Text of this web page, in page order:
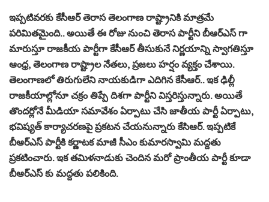
ఇప్పటివరకు కేసీఆర్ తెరాస తెలంగాణ రాష్ట్రానికి మాత్రమే
పరిమితమైంది.. అయితే ఈ రోజు నుంచి తెరాస పార్టీని బీఆర్ఎస్ గా
మారుస్తూ రాజకీయ పార్టీగా కేసీఆర్ తీసుకునే నిర్ణయాన్ని స్వాగతిస్తూ
ఆంధ్ర, తెలంగాణ రాష్ట్రాల నేతలు, ప్రజలు హర్షం వ్యక్తం చేశాయి.
తెలంగాణలో తిరుగులేని నాయకుడిగా ఎదిగిన కేసీఆర్.. ఇక ఢిల్లీ
రాజకీయాల్లోనూ చక్రం తిప్పే దిశగా పార్టీని విస్తరిస్తున్నారు. అయితే
తొందర్లోనే మీడియా సమావేశం ఏర్పాటు చేసి జాతీయ పార్టీ ఏర్పాటు,
భవిష్యత్ కార్యాచరణపై ప్రకటన చేయనున్నారు కేసిఆర్. ఇప్పటికే
బీఆర్ఎస్ పార్టీకి కర్ణాటక మాజీ సీఎం కుమారస్వామి మద్దతు
ప్రకటించారు. ఇక తమిళనాడుకు చెందిన మరో ప్రాంతీయ పార్టీ కూడా
బీఆర్ఎస్ కు మద్దతు పలికింది.